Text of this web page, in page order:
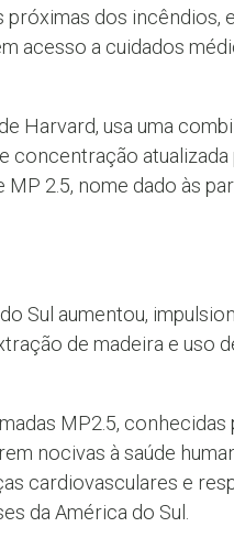
dos incêndios,
acesso a cuidados
Harvard, usa uma
atualizada
2.5, nome dado às
Sul aumentou,
de madeira e uso
MP2.5,
nocivas à saúde
cardiovasculares e
da América do Sul.